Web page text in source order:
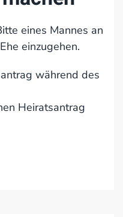
eines Mannes an
einzugehen.
während des
Heiratsantrag